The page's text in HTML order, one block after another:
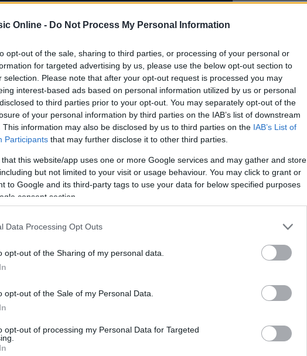
Online - Do Not Process My Personal Information
opt-out of the sale, sharing to third parties, or processing of your personal or
for targeted advertising by us, please use the below opt-out section to
selection. Please note that after your opt-out request is processed you may
interest-based ads based on personal information utilized by us or personal
to third parties prior to your opt-out. You may separately opt-out of the
of your personal information by third parties on the IAB’s list of downstream
This information may also be disclosed by us to third parties on the IAB’s List of
Participants that may further disclose it to other third parties.
that this website/app uses one or more Google services and may gather and store
but not limited to your visit or usage behaviour. You may click to grant or
to Google and its third-party tags to use your data for below specified purposes
consent section.
Data Processing Opt Outs
opt-out of the Sharing of my personal data.
opt-out of the Sale of my Personal Data.
opt-out of processing my Personal Data for Targeted
Bassa bergamasca, si prepara a un fine
cultura. Con una varietà di eventi che
ce n’è per tutti i gusti. Questo articolo offre
in programma, ideali per coloro che
culturale locale.